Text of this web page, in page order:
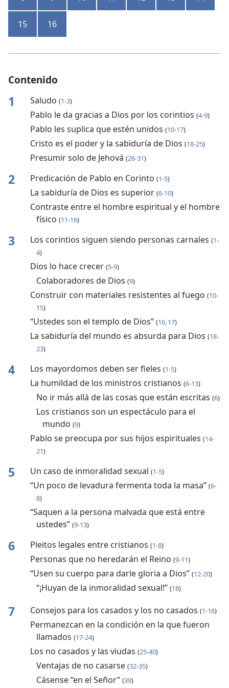
15 16
Contenido
1 Saludo (1-3)
Pablo le da gracias a Dios por los corintios (4-9)
Pablo les suplica que estén unidos (10-17)
Cristo es el poder y la sabiduría de Dios (18-25)
Presumir solo de Jehová (26-31)
2 Predicación de Pablo en Corinto (1-5)
La sabiduría de Dios es superior (6-10)
Contraste entre el hombre espiritual y el hombre
físico (11-16)
3 Los corintios siguen siendo personas carnales (1-
4)
Dios lo hace crecer (5-9)
Colaboradores de Dios (9)
Construir con materiales resistentes al fuego (10-
15)
“Ustedes son el templo de Dios” (16, 17)
La sabiduría del mundo es absurda para Dios (18-
23)
4 Los mayordomos deben ser fieles (1-5)
La humildad de los ministros cristianos (6-13)
No ir más allá de las cosas que están escritas (6)
Los cristianos son un espectáculo para el
mundo (9)
Pablo se preocupa por sus hijos espirituales (14-
21)
5 Un caso de inmoralidad sexual (1-5)
“Un poco de levadura fermenta toda la masa” (6-
8)
“Saquen a la persona malvada que está entre
ustedes” (9-13)
6 Pleitos legales entre cristianos (1-8)
Personas que no heredarán el Reino (9-11)
“Usen su cuerpo para darle gloria a Dios” (12-20)
“¡Huyan de la inmoralidad sexual!” (18)
7 Consejos para los casados y los no casados (1-16)
Permanezcan en la condición en la que fueron
llamados (17-24)
Los no casados y las viudas (25-40)
Ventajas de no casarse (32-35)
Cásense “en el Señor” (39)